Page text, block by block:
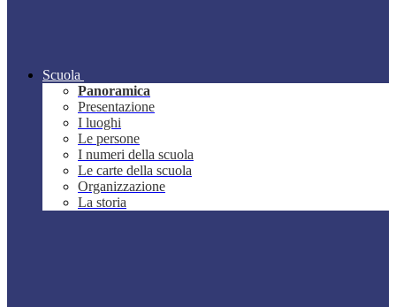
Scuola
Panoramica
Presentazione
I luoghi
Le persone
I numeri della scuola
Le carte della scuola
Organizzazione
La storia